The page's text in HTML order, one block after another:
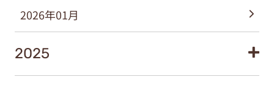
2026年01月
2025